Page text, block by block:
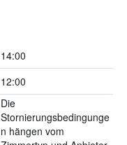
14:00
12:00
Die
Stornierungsbedingunge
n hängen vom